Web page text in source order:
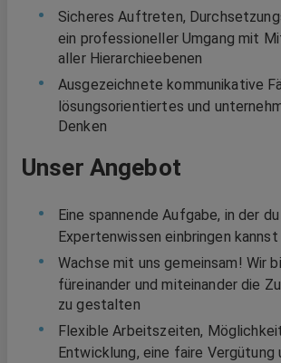
Sicheres Auftreten,
ein professioneller Umgang mit
aller Hierarchieebenen
Ausgezeichnete kommunikative
lösungsorientiertes und
Denken
Unser Angebot
Eine spannende Aufgabe, in der
Expertenwissen einbringen kannst
Wachse mit uns gemeinsam! Wir
füreinander und miteinander die
zu gestalten
Flexible Arbeitszeiten,
Entwicklung, eine faire Vergütung